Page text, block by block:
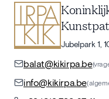
Jubelpark 1,
balat@kikirpa.be
info@kikirpa.be